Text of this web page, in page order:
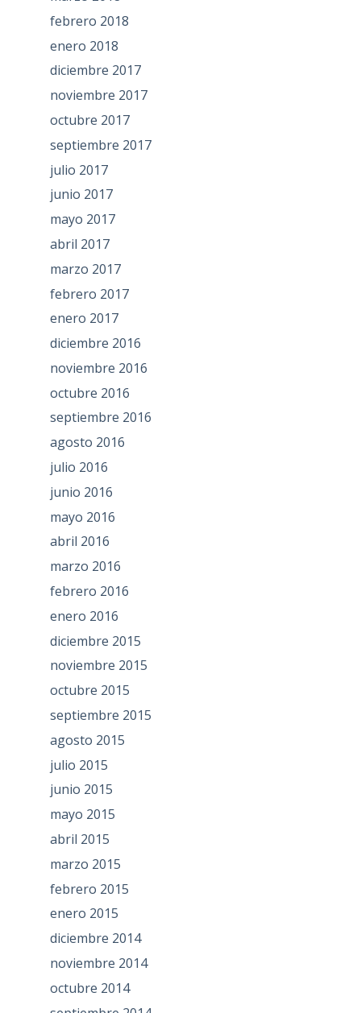
febrero 2018
enero 2018
diciembre 2017
noviembre 2017
octubre 2017
septiembre 2017
julio 2017
junio 2017
mayo 2017
abril 2017
marzo 2017
febrero 2017
enero 2017
diciembre 2016
noviembre 2016
octubre 2016
septiembre 2016
agosto 2016
julio 2016
junio 2016
mayo 2016
abril 2016
marzo 2016
febrero 2016
enero 2016
diciembre 2015
noviembre 2015
octubre 2015
septiembre 2015
agosto 2015
julio 2015
junio 2015
mayo 2015
abril 2015
marzo 2015
febrero 2015
enero 2015
diciembre 2014
noviembre 2014
octubre 2014